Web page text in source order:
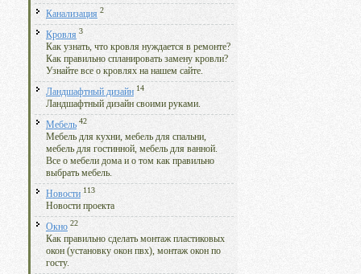
Канализация 2
Кровля 3
Как узнать, что кровля нуждается в ремонте?
Как правильно спланировать замену кровли?
Узнайте все о кровлях на нашем сайте.
Ландшафтный дизайн 14
Ландшафтный дизайн своими руками.
Мебель 42
Мебель для кухни, мебель для спальни,
мебель для гостинной, мебель для ванной.
Все о мебели дома и о том как правильно
выбрать мебель.
Новости 113
Новости проекта
Окно 22
Как правильно сделать монтаж пластиковых
окон (установку окон пвх), монтаж окон по
госту.